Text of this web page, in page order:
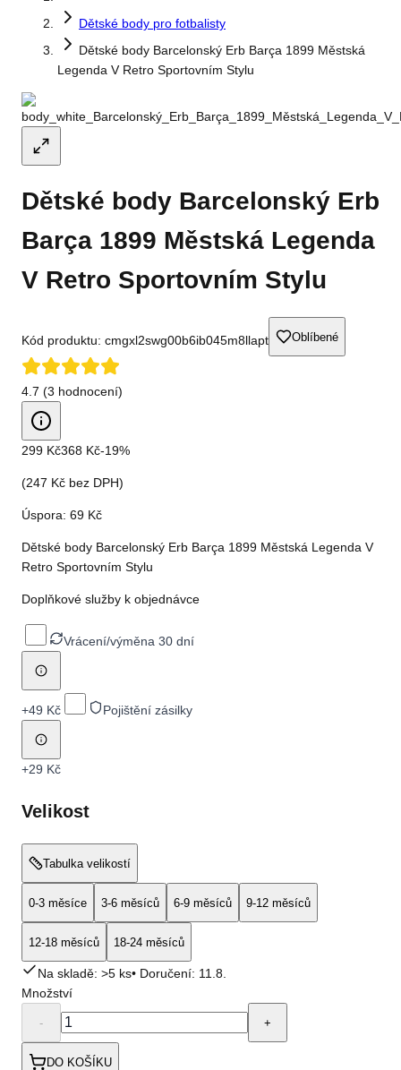
Dětské body pro fotbalisty
Dětské body Barcelonský Erb Barça 1899 Městská
Legenda V Retro Sportovním Stylu
Dětské body Barcelonský Erb
Barça 1899 Městská Legenda
V Retro Sportovním Stylu
Kód produktu: cmgxl2swg00b6ib045m8llapt Oblíbené
4.7 (3 hodnocení)
299 Kč368 Kč-19%
(247 Kč bez DPH)
Úspora: 69 Kč
Dětské body Barcelonský Erb Barça 1899 Městská Legenda V
Retro Sportovním Stylu
Doplňkové služby k objednávce
Vrácení/výměna 30 dní
+49 Kč Pojištění zásilky
+29 Kč
Velikost
Tabulka velikostí
0-3 měsíce 3-6 měsíců 6-9 měsíců 9-12 měsíců
12-18 měsíců 18-24 měsíců
Na skladě: >5 ks• Doručení: 11.8.
Množství
- +
DO KOŠÍKU